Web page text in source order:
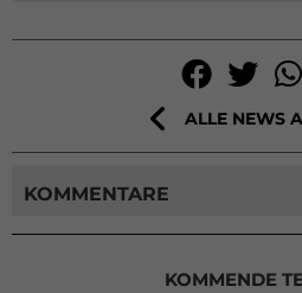
ALLE NEWS
KOMMENTARE
KOMMENDE